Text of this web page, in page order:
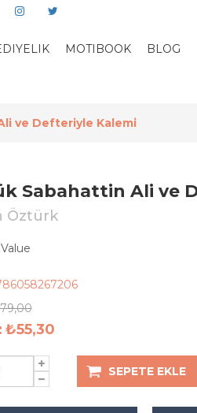
MOTIBOOK BLOG
ve Defteriyle Kalemi
Sabahattin Ali ve
Öztürk
₺55,30
SEPETE EKLE